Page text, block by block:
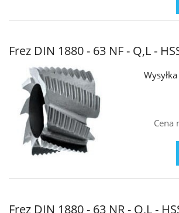
Frez DIN 1880 - 63 NF - Q,L -
Cena
Frez DIN 1880 - 63 NR - Q,L -